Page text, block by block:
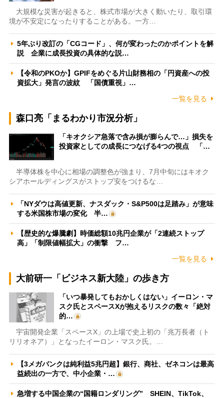
大規模な災害が起きると、株式市場が大きく動いたり、取引環
境が不安定になったりすることがある。一方…
5年ぶり改訂の「CGコード」、何が変わったのかポイントを解
説 企業に成長投資の具体的な説…
【令和のPKOか】GPIFをめぐる片山財務相の「円資産への投
資拡大」発言の波紋 「国債重視」…
一覧を見る
森口亮「まるわかり市況分析」
「キオクシア急落で含み損が膨らんで…」損失を
投資家としての成長につなげる4つの視点 「…
半導体株を中心に相場の調整色が強まり、7月中旬にはキオク
シアホールディングスがストップ安をつけるな…
「NYダウは高値更新、ナスダック・S&P500は足踏み」が意味
する米国株市場の変化 半…
【歴史的な爆騰劇】時価総額10兆円企業が「2連続ストップ
高」「制限値幅拡大」の衝撃 フ…
一覧を見る
大前研一「ビジネス新大陸」の歩き方
「いつ暴発してもおかしくはない」イーロン・マ
スク氏とスペースXが抱えるリスクの数々「絶対
的…
宇宙開発企業「スペースX」の上場で史上初の「兆万長者（ト
リリオネア）」となったイーロン・マスク氏。…
【3メガバンクは純利益5兆円超】銀行、商社、ゼネコンは最高
益続出の一方で、中小企業・…
急増する中国企業の“国籍ロンダリング” SHEIN、TikTok、